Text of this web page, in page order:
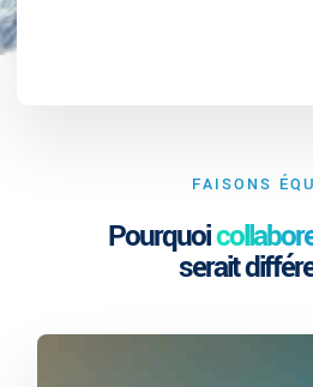
FAISONS
Pourquoi
serait